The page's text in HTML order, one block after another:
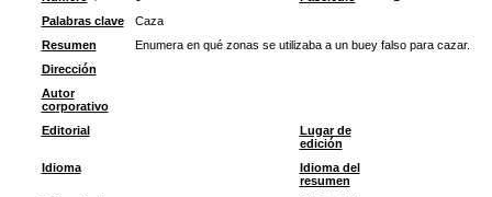
Palabras clave
Caza
Resumen
Enumera en qué zonas se utilizaba a un buey falso para cazar.
Dirección
Autor
corporativo
Editorial
Lugar de
edición
Idioma
Idioma del
resumen